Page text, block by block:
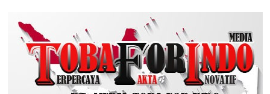
content